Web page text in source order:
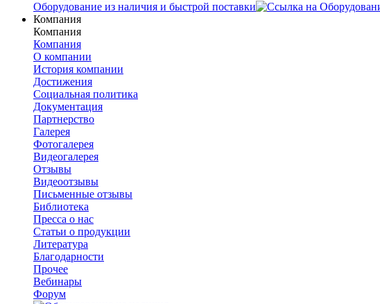
Оборудование из наличия и быстрой поставки
Компания
Компания
Компания
О компании
История компании
Достижения
Социальная политика
Документация
Партнерство
Галерея
Фотогалерея
Видеогалерея
Отзывы
Видеоотзывы
Письменные отзывы
Библиотека
Пресса о нас
Статьи о продукции
Литература
Благодарности
Прочее
Вебинары
Форум